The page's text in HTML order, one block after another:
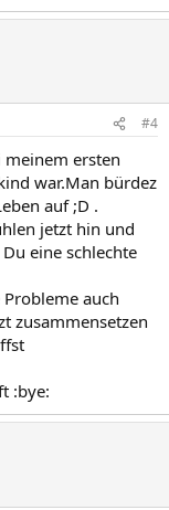
#4
meinem ersten
war.Man bürdez
auf ;D .
jetzt hin und
eine schlechte
auch
zusammensetzen
:bye: